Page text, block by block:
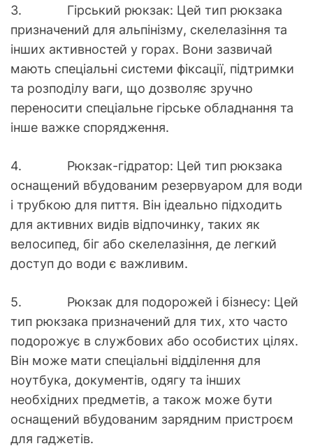
3. Гірський рюкзак: Цей тип рюкзака
призначений для альпінізму, скелелазіння та
інших активностей у горах. Вони зазвичай
мають спеціальні системи фіксації, підтримки
та розподілу ваги, що дозволяє зручно
переносити спеціальне гірське обладнання та
інше важке спорядження.
4. Рюкзак-гідратор: Цей тип рюкзака
оснащений вбудованим резервуаром для води
і трубкою для пиття. Він ідеально підходить
для активних видів відпочинку, таких як
велосипед, біг або скелелазіння, де легкий
доступ до води є важливим.
5. Рюкзак для подорожей і бізнесу: Цей
тип рюкзака призначений для тих, хто часто
подорожує в службових або особистих цілях.
Він може мати спеціальні відділення для
ноутбука, документів, одягу та інших
необхідних предметів, а також може бути
оснащений вбудованим зарядним пристроєм
для гаджетів.